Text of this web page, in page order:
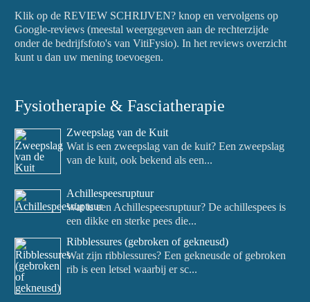
Klik op de REVIEW SCHRIJVEN? knop en vervolgens op
Google-reviews (meestal weergegeven aan de rechterzijde
onder de bedrijfsfoto's van VitiFysio). In het reviews overzicht
kunt u dan uw mening toevoegen.
Fysiotherapie & Fasciatherapie
Zweepslag van de Kuit
Wat is een zweepslag van de kuit? Een zweepslag
van de kuit, ook bekend als een...
Achillespeesruptuur
Wat is een Achillespeesruptuur? De achillespees is
een dikke en sterke pees die...
Ribblessures (gebroken of gekneusd)
Wat zijn ribblessures? Een gekneusde of gebroken
rib is een letsel waarbij er sc...